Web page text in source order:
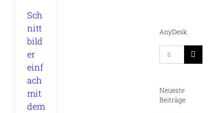
Sch
nitt
bild
er
einf
ach
mit
dem
AnyDesk
Suche
nach:
Neueste
Beiträge